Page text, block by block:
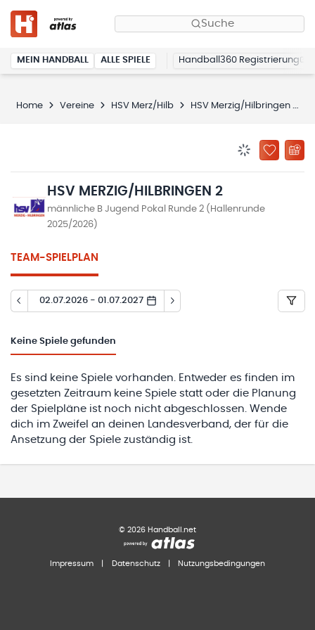
Suche
MEIN HANDBALL ALLE SPIELE Handball360 Registrierung
Home Vereine HSV Merz/Hilb HSV Merzig/Hilbringen 2
ZU
HSV MERZIG/HILBRINGEN 2
männliche B Jugend Pokal Runde 2 (Hallenrunde
2025/2026)
TEAM-SPIELPLAN
02.07.2026 - 01.07.2027
Keine Spiele gefunden
Es sind keine Spiele vorhanden. Entweder es finden im
gesetzten Zeitraum keine Spiele statt oder die Planung
der Spielpläne ist noch nicht abgeschlossen. Wende
dich im Zweifel an deinen Landesverband, der für die
Ansetzung der Spiele zuständig ist.
© 2026 Handball.net
Impressum Datenschutz Nutzungsbedingungen